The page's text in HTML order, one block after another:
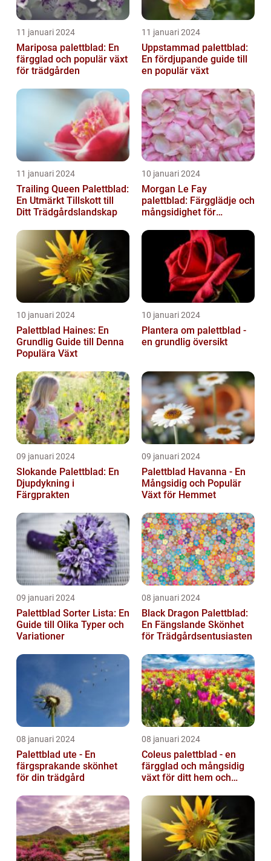
11 januari 2024
Mariposa palettblad: En
färgglad och populär växt
för trädgården
11 januari 2024
Uppstammad palettblad:
En fördjupande guide till
en populär växt
11 januari 2024
Trailing Queen Palettblad:
En Utmärkt Tillskott till
Ditt Trädgårdslandskap
10 januari 2024
Morgan Le Fay
palettblad: Färgglädje och
mångsidighet för
10 januari 2024
Palettblad Haines: En
Grundlig Guide till Denna
Populära Växt
10 januari 2024
Plantera om palettblad -
en grundlig översikt
09 januari 2024
Slokande Palettblad: En
Djupdykning i
Färgprakten
09 januari 2024
Palettblad Havanna - En
Mångsidig och Populär
Växt för Hemmet
09 januari 2024
Palettblad Sorter Lista: En
Guide till Olika Typer och
Variationer
08 januari 2024
Black Dragon Palettblad:
En Fängslande Skönhet
för Trädgårdsentusiasten
08 januari 2024
Palettblad ute - En
färgsprakande skönhet
för din trädgård
08 januari 2024
Coleus palettblad - en
färgglad och mångsidig
växt för ditt hem och